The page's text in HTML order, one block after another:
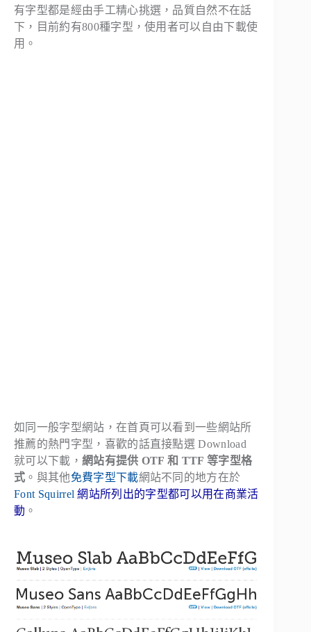
有字型都是經由手工精心挑選，品質自然不在話
下，目前約有800種字型，使用者可以自由下載使
用。
如同一般字型網站，在首頁可以看到一些網站所
推薦的熱門字型，喜歡的話直接點選 Download
就可以下載， 網站有提供 OTF 和 TTF 等字型格
式 。與其他免費字型下載網站不同的地方在於
Font Squirrel 網站所列出的字型都可以用在商業活
動 。